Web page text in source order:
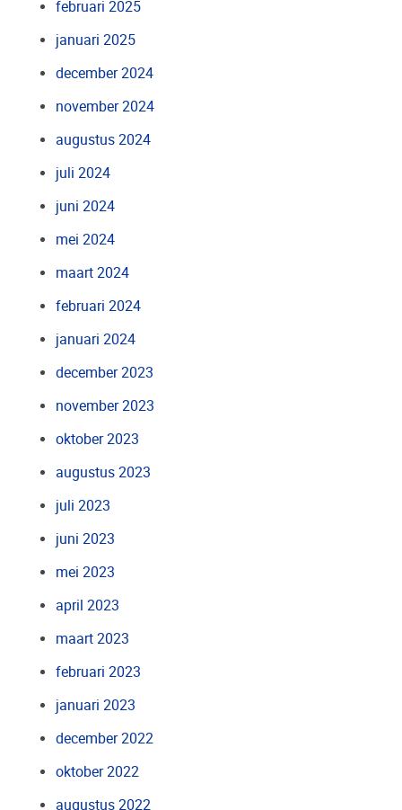
februari 2025
januari 2025
december 2024
november 2024
augustus 2024
juli 2024
juni 2024
mei 2024
maart 2024
februari 2024
januari 2024
december 2023
november 2023
oktober 2023
augustus 2023
juli 2023
juni 2023
mei 2023
april 2023
maart 2023
februari 2023
januari 2023
december 2022
oktober 2022
augustus 2022